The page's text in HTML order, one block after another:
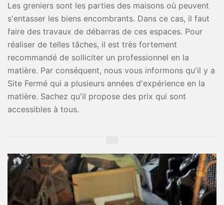
Les greniers sont les parties des maisons où peuvent
s'entasser les biens encombrants. Dans ce cas, il faut
faire des travaux de débarras de ces espaces. Pour
réaliser de telles tâches, il est très fortement
recommandé de solliciter un professionnel en la
matière. Par conséquent, nous vous informons qu'il y a
Site Fermé qui a plusieurs années d'expérience en la
matière. Sachez qu'il propose des prix qui sont
accessibles à tous.